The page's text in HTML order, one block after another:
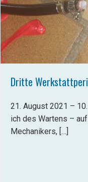
Dritte
21. August 2021 –
ich des Wartens –
Mechanikers, […]